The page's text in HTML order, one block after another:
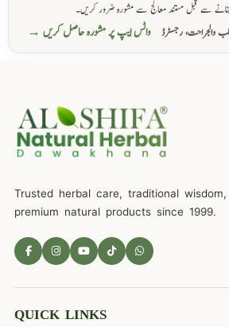
اپنانے سے قبل مستند معالج سے مشورہ ضرور کریں۔
والجراحت، رجسٹرڈ
واٹس ایپ پر مشورہ حاصل کریں →
Trusted herbal care, traditional
premium natural products since 1999.
QUICK LINKS